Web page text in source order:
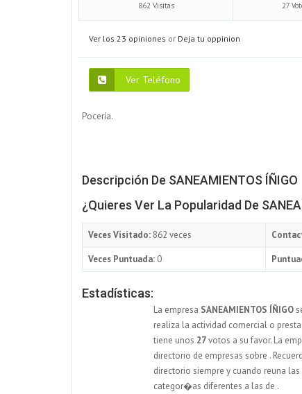
862 Visitas 27
Ver los 23 opiniones or Deja tu oppinion
Ver Teléfono
Pocería.
Descripción De SANEAMIENTOS ÍÑIGO
¿Quieres Ver La Popularidad De
Veces Visitado: 862 veces
Veces Puntuada: 0
Estadísticas:
La empresa SANEAMIENTOS ÍÑIGO
realiza la actividad comercial o
tiene unos 27votos a su favor. La
directorio de empresas sobre .
directorio siempre y cuando reuna
categor�as diferentes a las de .